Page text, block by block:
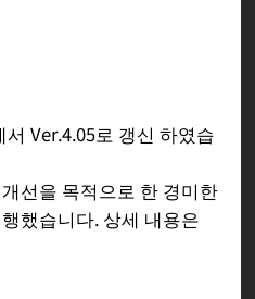
서 Ver.4.05로 갱신 하였습
선을 목적으로 한 경미한
했습니다. 상세 내용은